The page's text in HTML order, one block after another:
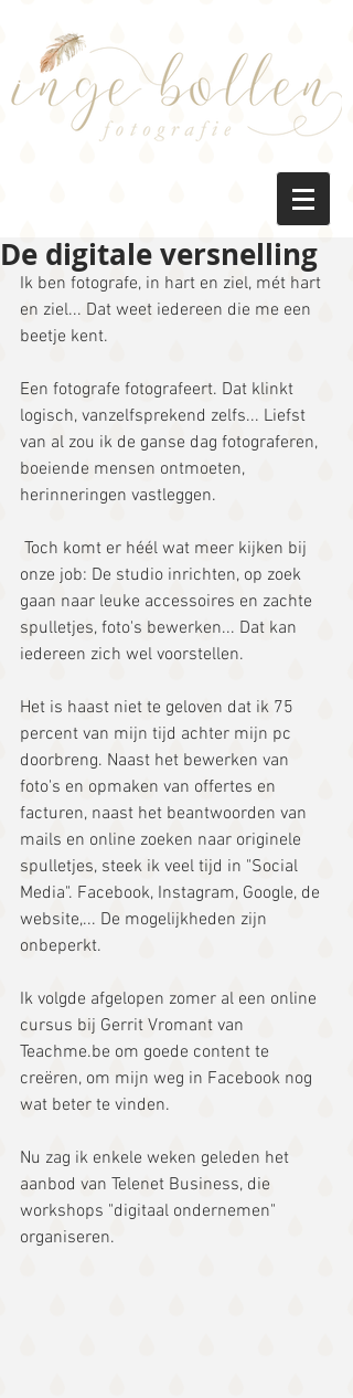
De digitale versnelling
Ik ben fotografe, in hart en ziel, mét hart
en ziel... Dat weet iedereen die me een
beetje kent.
Een fotografe fotografeert. Dat klinkt
logisch, vanzelfsprekend zelfs... Liefst
van al zou ik de ganse dag fotograferen,
boeiende mensen ontmoeten,
herinneringen vastleggen.
onze job: De studio inrichten, op zoek
gaan naar leuke accessoires en zachte
spulletjes, foto's bewerken... Dat kan
iedereen zich wel voorstellen.
Het is haast niet te geloven dat ik 75
percent van mijn tijd achter mijn pc
doorbreng. Naast het bewerken van
foto's en opmaken van offertes en
facturen, naast het beantwoorden van
mails en online zoeken naar originele
spulletjes, steek ik veel tijd in "Social
Media". Facebook, Instagram, Google, de
website,... De mogelijkheden zijn
onbeperkt.
Ik volgde afgelopen zomer al een online
cursus bij Gerrit Vromant van
Teachme.be om goede content te
creëren, om mijn weg in Facebook nog
wat beter te vinden.
Nu zag ik enkele weken geleden het
aanbod van Telenet Business, die
workshops "digitaal ondernemen"
organiseren.